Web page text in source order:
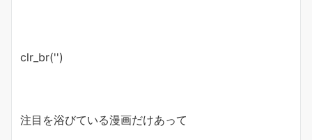
clr_br('')
注目を浴びている漫画だけあって